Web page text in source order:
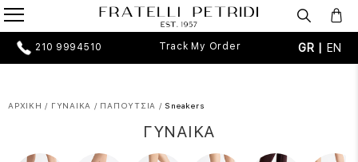
210 9994510 Track My Order GR | EN
ΑΡΧΙΚΗ / ΓΥΝΑΙΚΑ / ΠΑΠΟΥΤΣΙΑ / Sneakers
ΓΥΝΑΙΚΑ